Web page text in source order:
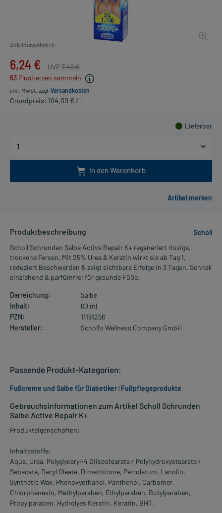
Abbildung ähnlich
6,24 € UVP7,49 €
63 PlusHerzen sammeln
inkl. MwSt. zzgl. Versandkosten
Grundpreis: 104,00 € / l
Lieferbar
In den Warenkorb
Produktbeschreibung
Scholl
Scholl Schrunden Salbe Active Repair K+ regeneriert rissige,
trockene Fersen. Mit 25% Urea & Keratin wirkt sie ab Tag 1,
reduziert Beschwerden & zeigt sichtbare Erfolge in 3 Tagen. Schnell
einziehend & parfümfrei für gesunde Füße.
Darreichung:
Salbe
Inhalt:
60 ml
PZN:
11191256
Hersteller:
Scholl's Wellness Company GmbH
Gebrauchsinformationen zum Artikel Scholl Schrunden
Salbe Active Repair K+
Produkteigenschaften:
Inhaltsstoffe:
Aqua, Urea, Polyglyceryl-4 Diisostearate / Polyhydroxystearate /
Sebacate, Decyl Oleate, Dimethicone, Petrolatum, Lanolin,
Synthetic Wax, Phenoxyethanol, Panthenol, Carbomer,
Chlorphenesin, Methylparaben, Ethylparaben, Butylparaben,
Propylparaben, Hydrolyes Keratin, Keratin, BHT.
Passende Produkt-Kategorien:
Fußcreme und Salbe für Diabetiker| Fußpflegeprodukte